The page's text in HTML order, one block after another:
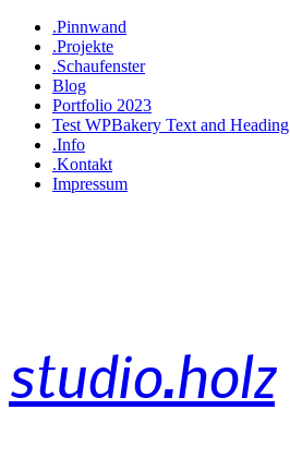
.Pinnwand
.Projekte
.Schaufenster
Blog
Portfolio 2023
Test WPBakery Text and Heading
.Info
.Kontakt
Impressum
studio.holz